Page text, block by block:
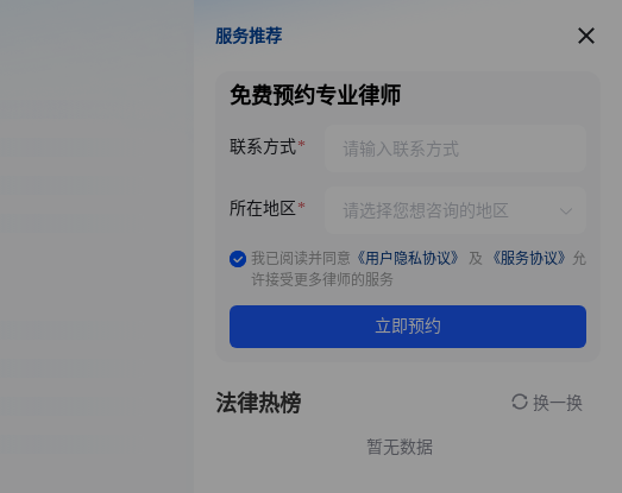
服务推荐
服务推荐
免费预约专业律师
联系方式
所在地区
我已阅读并同意 《用户隐私协议》 及 《服务协议》 允
许接受更多律师的服务
立即预约
法律热榜 换一换
暂无数据